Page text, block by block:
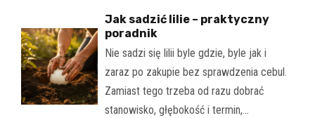
Jak sadzić lilie – praktyczny
poradnik
Nie sadzi się lilii byle gdzie, byle jak i
zaraz po zakupie bez sprawdzenia cebul.
Zamiast tego trzeba od razu dobrać
stanowisko, głębokość i termin,…